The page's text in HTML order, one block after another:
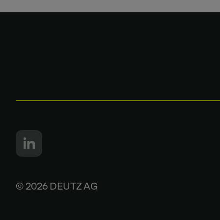
© 2026 DEUTZ AG